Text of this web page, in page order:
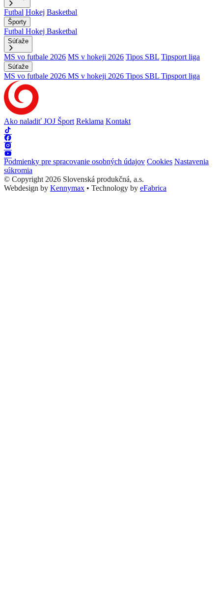
Futbal Hokej Basketbal
Športy
Futbal Hokej Basketbal
Súťaže
MS vo futbale 2026 MS v hokeji 2026 Tipos SBL Tipsport liga
Súťaže
MS vo futbale 2026 MS v hokeji 2026 Tipos SBL Tipsport liga
Ako naladiť JOJ Šport Reklama Kontakt
Podmienky pre spracovanie osobných údajov Cookies Nastavenia
súkromia
© Copyright 2026 Slovenská produkčná, a.s.
Webdesign by Kennymax • Technology by eFabrica